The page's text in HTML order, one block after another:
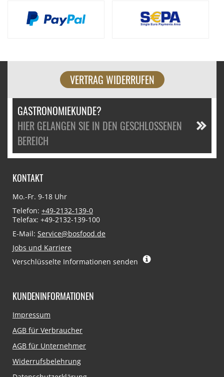
VERTRAG WIDERRUFEN
GASTRONOMIEKUNDE?
HIER GELANGEN SIE IN DEN GESCHLOSSENEN
BEREICH
KONTAKT
Mo.-Fr. 9-18 Uhr
Telefon: +49-2132-139-0
Telefax: +49-2132-139-100
E-Mail: Service@bosfood.de
Jobs und Karriere
Verschlüsselte Informationen senden
KUNDENINFORMATIONEN
Navigation
Impressum
AGB für Verbraucher
AGB für Unternehmer
Widerrufsbelehrung